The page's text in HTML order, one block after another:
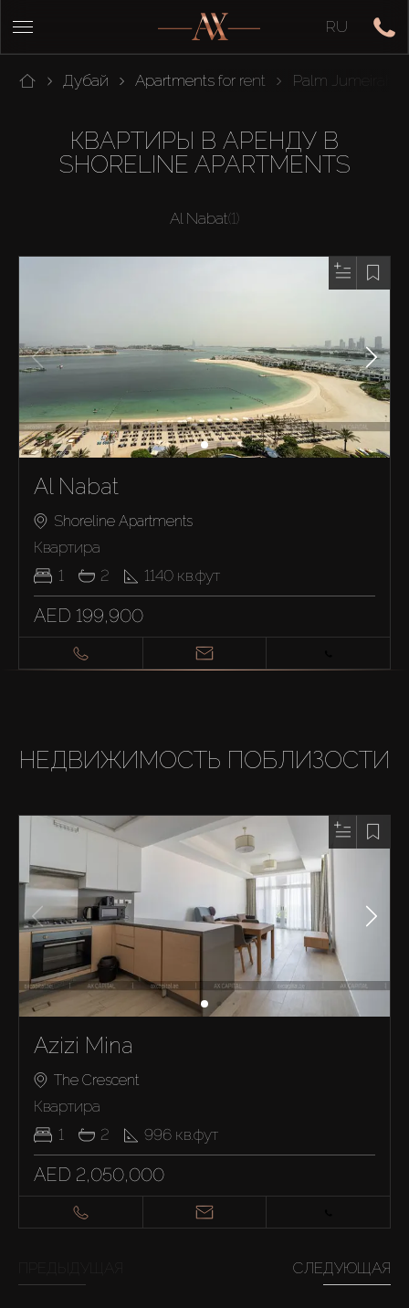
RU
Дубай Apartments for rent Palm Jumeirah
КВАРТИРЫ В АРЕНДУ В
SHORELINE APARTMENTS
Al Nabat(1)
Al Nabat
Shoreline Apartments
Квартира
1
2 1140 кв.фут
AED 199,900
НЕДВИЖИМОСТЬ ПОБЛИЗОСТИ
Azizi Mina
The Crescent
Квартира
1
2 996 кв.фут
AED 2,050,000
СЛЕДУЮЩАЯ